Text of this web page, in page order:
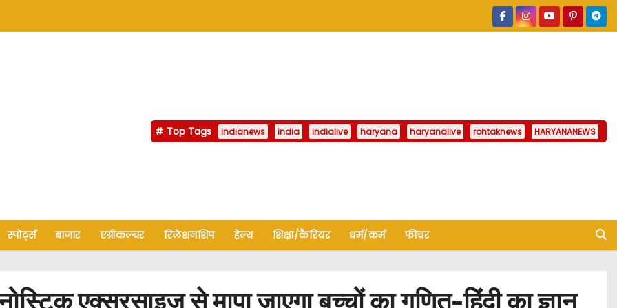
Top Tags indianews india indialive haryana haryanalive rohtaknews HARYANANEWS
स्पोर्ट्स बाजार एग्रीकल्चर रिलेशनशिप हेल्थ शिक्षा/कैरियर धर्म/कर्म फीचर